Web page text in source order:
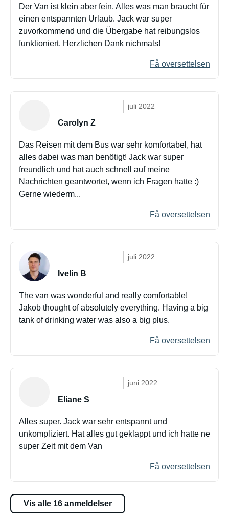
Der Van ist klein aber fein. Alles was man braucht für
einen entspannten Urlaub. Jack war super
zuvorkommend und die Übergabe hat reibungslos
funktioniert. Herzlichen Dank nichmals!
Få oversettelsen
juli 2022
Carolyn Z
Das Reisen mit dem Bus war sehr komfortabel, hat
alles dabei was man benötigt! Jack war super
freundlich und hat auch schnell auf meine
Nachrichten geantwortet, wenn ich Fragen hatte :)
Gerne wiederm...
Få oversettelsen
juli 2022
Ivelin B
The van was wonderful and really comfortable!
Jakob thought of absolutely everything. Having a big
tank of drinking water was also a big plus.
Få oversettelsen
juni 2022
Eliane S
Alles super. Jack war sehr entspannt und
unkompliziert. Hat alles gut geklappt und ich hatte ne
super Zeit mit dem Van
Få oversettelsen
Vis alle 16 anmeldelser